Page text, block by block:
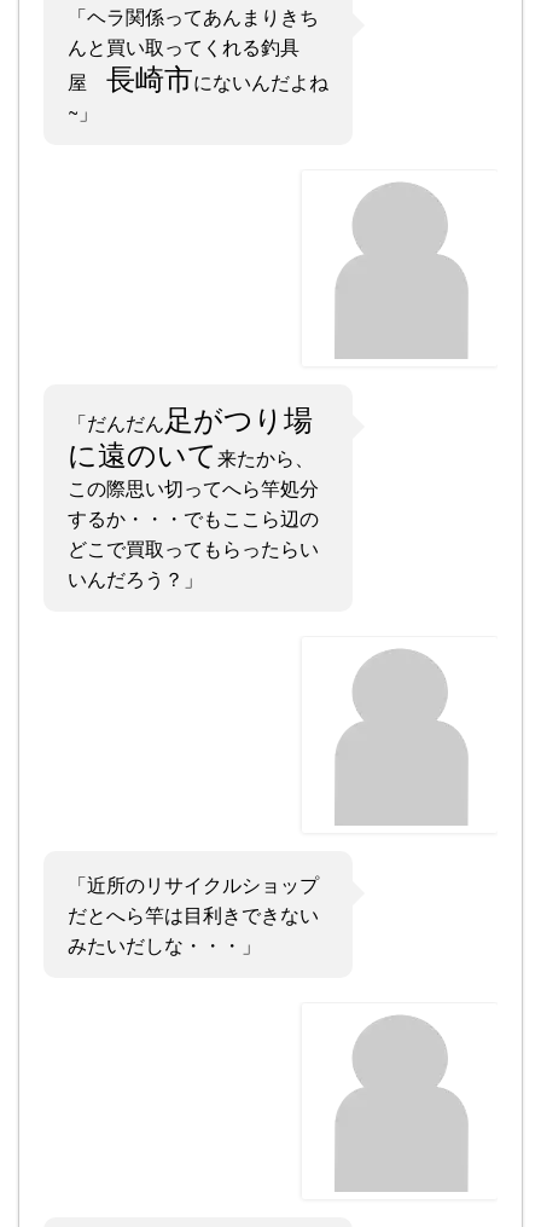
「ヘラ関係ってあんまりきち
んと買い取ってくれる釣具
屋 長崎市にないんだよね
~」
「だんだん足がつり場
に遠のいて来たから、
この際思い切ってへら竿処分
するか・・・でもここら辺の
どこで買取ってもらったらい
いんだろう？」
「近所のリサイクルショップ
だとへら竿は目利きできない
みたいだしな・・・」